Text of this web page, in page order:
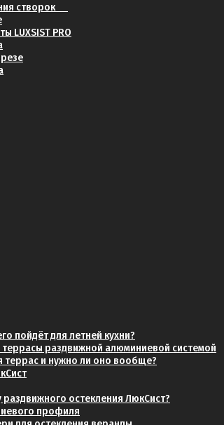
створок
LUXSIST PRO
пойдёт для летней кухни?
раздвижной алюминиевой системой
террас и нужно ли оно вообще?
остекления ЛюкСист?
профиля